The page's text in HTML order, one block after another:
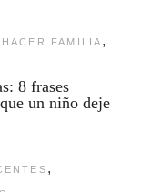
HACER FAMILIA ,
8 frases
un niño deje
,